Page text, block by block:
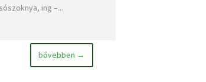
ing –...
bővebben →